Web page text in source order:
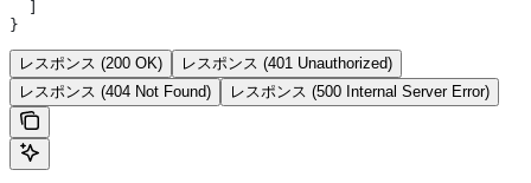
}
レスポンス (200 OK)
レスポンス (401 Unauthorized)
レスポンス (404 Not Found)
レスポンス (500 Internal Server Error)